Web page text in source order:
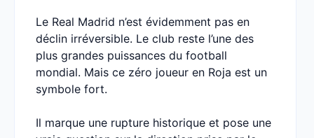
Le Real Madrid n’est évidemment pas en
déclin irréversible. Le club reste l’une des
plus grandes puissances du football
mondial. Mais ce zéro joueur en Roja est un
symbole fort.
Il marque une rupture historique et pose une